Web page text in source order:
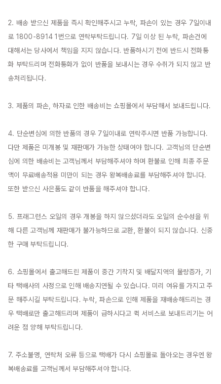
2. 배송 받으신 제품을 즉시 확인해주시고 누락, 파손이 있는 경우 7일이내
로 1800-8914 1번으로 연락부탁드립니다. 7일 이상 된 누락, 파손건에
대해서는 당사에서 책임을 지지 않습니다. 반품하시기 전에 반드시 전화통
화 부탁드리며 전화통화가 없이 반품을 보내시는 경우 수취가 되지 않고 반
송처리됩니다.
3. 제품의 파손, 하자로 인한 배송비는 쇼핑몰에서 부담해서 보내드립니다.
4. 단순변심에 의한 반품의 경우 7일이내로 연락주시면 반품 가능합니다.
다만 제품은 미개봉 및 재판매가 가능한 상태여야 합니다. 고객님의 단순변
심에 의한 배송비는 고객님께서 부담해주셔야 하며 환불로 인해 최종 주문
액이 무료배송적용 미만이 되는 경우 왕복배송료를 부담해주셔야 합니다.
또한 받으신 사은품도 같이 반품을 해주셔야 합니다.
5. 프래그런스 오일의 경우 개봉을 하지 않으셨더라도 오일의 순수성을 위
해 다른 고객님께 재판매가 불가능하므로 교환, 환불이 되지 않습니다. 신중
한 구매 부탁드립니다.
6. 쇼핑몰에서 출고해드린 제품이 중간 기착지 및 배달지역의 물량증가, 기
타 택배사의 사정으로 인해 배송지연될 수 있습니다. 미리 여유를 가지고 주
문 해주시길 부탁드립니다. 누락, 파손으로 인해 제품을 재배송해드리는 경
우 택배로만 출고해드리며 제품이 급하시다고 퀵 서비스로 보내드리기는 어
려운 점 양해 부탁드립니다.
7. 주소불명, 연락처 오류 등으로 택배가 다시 쇼핑몰로 돌아오는 경우엔 왕
복배송료를 고객님께서 부담해주셔야 합니다.